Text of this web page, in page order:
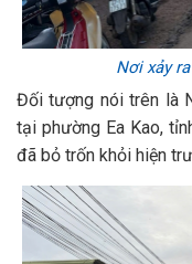
Nơi xảy
Đối tượng nói trên là
tại phường Ea Kao,
đã bỏ trốn khỏi hiện